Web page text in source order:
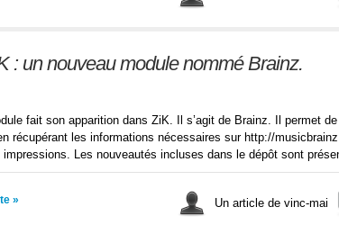
: un nouveau module nommé Brainz.
fait son apparition dans ZiK. Il s’agit de Brainz. Il permet
récupérant les informations nécessaires sur http://
Les nouveautés incluses dans le dépôt sont
» Un article de vinc-mai